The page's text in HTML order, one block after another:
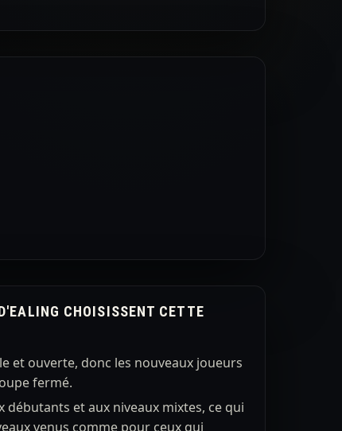
CHOISISSENT CETTE
et ouverte, donc les nouveaux joueurs
fermé.
débutants et aux niveaux mixtes, ce qui
venus comme pour ceux qui